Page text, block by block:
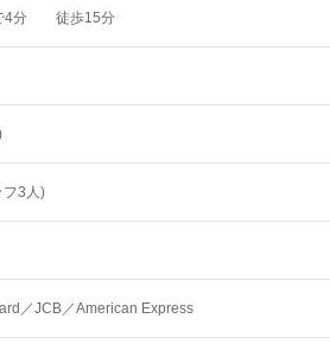
4分 徒歩15分
フ3人)
／JCB／American Express